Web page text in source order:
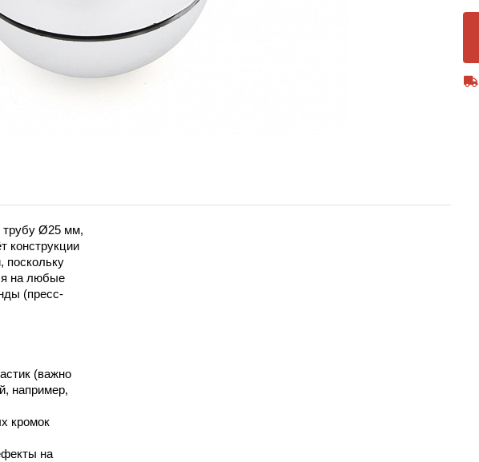
трубу Ø25 мм,
конструкции
поскольку
на любые
(пресс-
(важно
например,
кромок
на